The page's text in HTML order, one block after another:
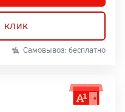
клик
Самовывоз: бесплатно